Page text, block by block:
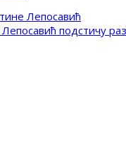
подстичу